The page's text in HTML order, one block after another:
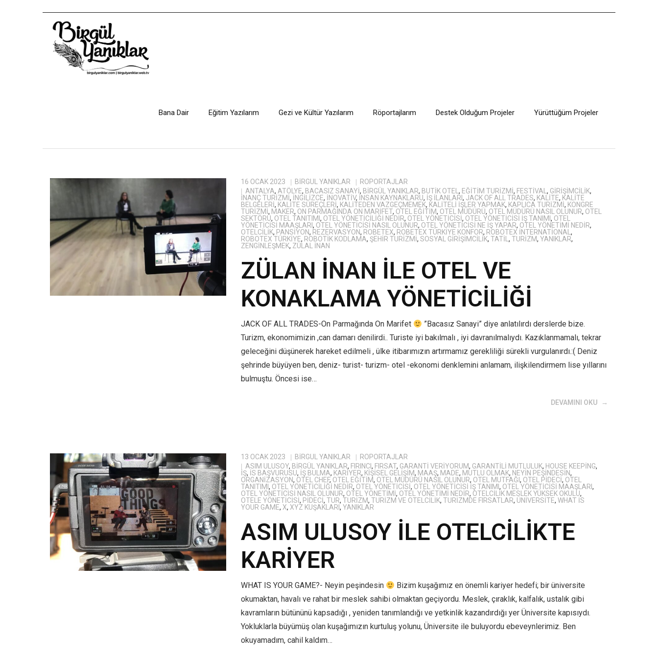
Bana Dair Eğitim Yazılarım Gezi ve Kültür Yazılarım Röportajlarım Destek Olduğum Projeler Yürüttüğüm Projeler
16 OCAK 2023 BIRGÜL YANIKLAR
RÖPORTAJLAR
ANTALYA, ATÖLYE, BACASIZ SANAYI, BİRGÜL YANIKLAR, BUTIK OTEL , EĞITIM TURIZMI, FESTIVAL , GIRIŞIMCILIK,
INANÇ TURIZMI, INGILIZCE, INOVATIV, INSAN KAYNAKLARU, IŞ ILANLARI , JACK OF ALL TRADES, KALITE, KALITE
BELGELERI, KALITE SÜREÇLERI, KALITEDEN VAZGEÇMEMEK, KALITELI IŞLER YAPMAK, KAPLICA TURIZMI, KONGRE
TURIZMI, MAKER, ON PARMAĞINDA ON MARIFET, OTEL EĞITIM, OTEL MÜDÜRÜ, OTEL MÜDÜRÜ NASIL OLUNUR, OTEL
SEKTÖRÜ, OTEL TANITIMI , OTEL YÖNETICILIĞI NEDIR, OTEL YÖNETICISI, OTEL YÖNETICISI IŞ TANIMI , OTEL
YÖNETICISI MAAŞLARI , OTEL YÖNETICISI NASIL OLUNUR, OTEL YÖNETICISI NE IŞ YAPAR, OTEL YÖNETIMI NEDIR,
OTELCILIK, PANSIYON, REZERVASYON, ROBETEX, ROBETEX TÜRKIYE KONFOR, ROBOTEX İNTERNATIONAL ,
ROBOTEX TÜRKIYE, ROBOTIK KODLAMA, ŞEHIR TURIZMI, SOSYAL GIRIŞIMCILIK, TATIL , TURIZM, YANIKLAR,
ZENGİNLEŞMEK, ZÜLAL İNAN
ZÜLAN İNAN İLE OTEL VE
KONAKLAMA YÖNETİCİLİĞİ
JACK OF ALL TRADES-On Parmağında On Marifet
”Bacasız Sanayi” diye anlatılırdı derslerde bize.
Turizm, ekonomimizin ,can damarı denilirdi.. Turiste iyi bakılmalı , iyi davranılmalıydı. Kazıklanmamalı, tekrar
geleceğini düşünerek hareket edilmeli , ülke itibarımızın artırmamız gerekliliği sürekli vurgulanırdı.:( Deniz
şehrinde büyüyen ben, deniz- turist- turizm- otel -ekonomi denklemini anlamam, ilişkilendirmem lise yıllarını
bulmuştu. Öncesi ise…
DEVAMINI OKU
13 OCAK 2023 BIRGÜL YANIKLAR
RÖPORTAJLAR
ASIM ULUSOY, BIRGÜL YANIKLAR, FIRINCI , FIRSAT, GARANTI VERIYORUM, GARANTILI MUTLULUK, HOUSE KEEPING,
IŞ, IS BAŞVURUSU, IŞ BULMA, KARIYER, KIŞISEL GELIŞIM, MAAŞ, MADE, MUTLU OLMAK, NEYIN PEŞINDESIN,
ORGANIZASYON, OTEL CHEF, OTEL EĞITIM, OTEL MÜDÜRÜ NASIL OLUNUR, OTEL MUTFAĞI , OTEL PIDECI, OTEL
TANITIMI , OTEL YÖNETICILIĞI NEDIR, OTEL YÖNETICISI, OTEL YÖNETICISI IŞ TANIMI , OTEL YÖNETICISI MAAŞLARI ,
OTEL YÖNETICISI NASIL OLUNUR, OTEL YÖNETIMI, OTEL YÖNETIMI NEDIR, OTELCILIK MESLEK YÜKSEK OKULU,
OTELE YÖNETICISI, PIDECI, TUR, TURIZM, TURIZM VE OTELCILIK, TURIZMDE FIRSATLAR, ÜNIVERSITE, WHAT IS
YOUR GAME, X, XYZ KUŞAKLARI , YANIKLAR
ASIM ULUSOY İLE OTELCİLİKTE
KARİYER
WHAT IS YOUR GAME?- Neyin peşindesin
Bizim kuşağımız en önemli kariyer hedefi; bir üniversite
okumaktan, havalı ve rahat bir meslek sahibi olmaktan geçiyordu. Meslek, çıraklık, kalfalık, ustalık gibi
kavramların bütününü kapsadığı , yeniden tanımlandığı ve yetkinlik kazandırdığı yer Üniversite kapısıydı.
Yokluklarla büyümüş olan kuşağımızın kurtuluş yolunu, Üniversite ile buluyordu ebeveynlerimiz. Ben
okuyamadım, cahil kaldım…